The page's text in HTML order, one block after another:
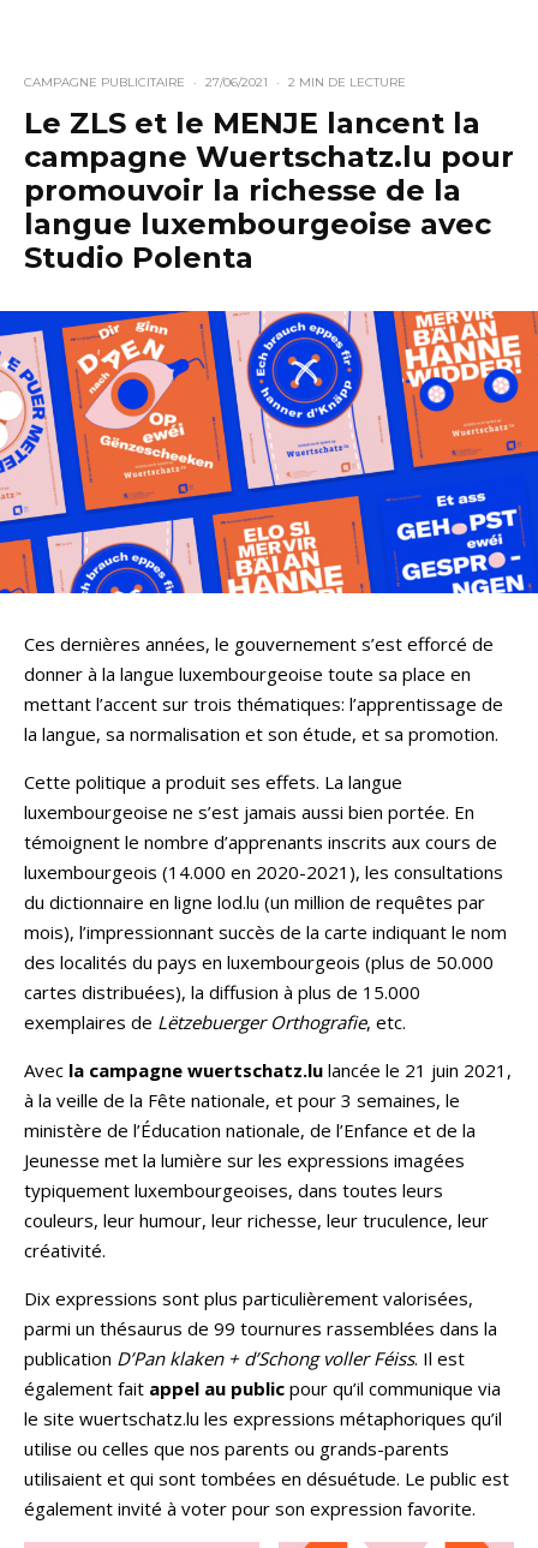
CAMPAGNE PUBLICITAIRE · 27/06/2021 · 2 MIN DE LECTURE
Le ZLS et le MENJE lancent la
campagne Wuertschatz.lu pour
promouvoir la richesse de la
langue luxembourgeoise avec
Studio Polenta
Ces dernières années, le gouvernement s’est efforcé de
donner à la langue luxembourgeoise toute sa place en
mettant l’accent sur trois thématiques: l’apprentissage de
la langue, sa normalisation et son étude, et sa promotion.
Cette politique a produit ses effets. La langue
luxembourgeoise ne s’est jamais aussi bien portée. En
témoignent le nombre d’apprenants inscrits aux cours de
luxembourgeois (14.000 en 2020-2021), les consultations
du dictionnaire en ligne lod.lu (un million de requêtes par
mois), l’impressionnant succès de la carte indiquant le nom
des localités du pays en luxembourgeois (plus de 50.000
cartes distribuées), la diffusion à plus de 15.000
exemplaires de Lëtzebuerger Orthografie, etc.
Avec la campagne wuertschatz.lu lancée le 21 juin 2021,
à la veille de la Fête nationale, et pour 3 semaines, le
ministère de l’Éducation nationale, de l’Enfance et de la
Jeunesse met la lumière sur les expressions imagées
typiquement luxembourgeoises, dans toutes leurs
couleurs, leur humour, leur richesse, leur truculence, leur
créativité.
Dix expressions sont plus particulièrement valorisées,
parmi un thésaurus de 99 tournures rassemblées dans la
publication DʼPan klaken + dʼSchong voller Féiss. Il est
également fait appel au public pour qu’il communique via
le site wuertschatz.lu les expressions métaphoriques qu’il
utilise ou celles que nos parents ou grands-parents
utilisaient et qui sont tombées en désuétude. Le public est
également invité à voter pour son expression favorite.